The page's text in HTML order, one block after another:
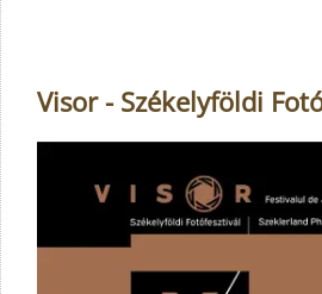
Visor - Székelyföldi